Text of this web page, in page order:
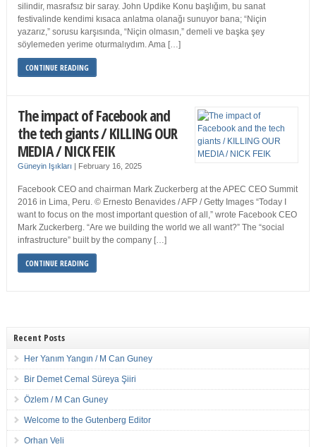
silindir, masrafsız bir saray. John Updike Konu başlığım, bu sanat
festivalinde kendimi kısaca anlatma olanağı sunuyor bana; “Niçin
yazarız,” sorusu karşısında, “Niçin olmasın,” demeli ve başka şey
söylemeden yerime oturmalıydım. Ama […]
CONTINUE READING
The impact of Facebook and
the tech giants / KILLING OUR
MEDIA / NICK FEIK
Güneyin Işıkları | February 16, 2025
Facebook CEO and chairman Mark Zuckerberg at the APEC CEO Summit
2016 in Lima, Peru. © Ernesto Benavides / AFP / Getty Images “Today I
want to focus on the most important question of all,” wrote Facebook CEO
Mark Zuckerberg. “Are we building the world we all want?” The “social
infrastructure” built by the company […]
CONTINUE READING
Recent Posts
Her Yanım Yangın / M Can Guney
Bir Demet Cemal Süreya Şiiri
Özlem / M Can Guney
Welcome to the Gutenberg Editor
Orhan Veli